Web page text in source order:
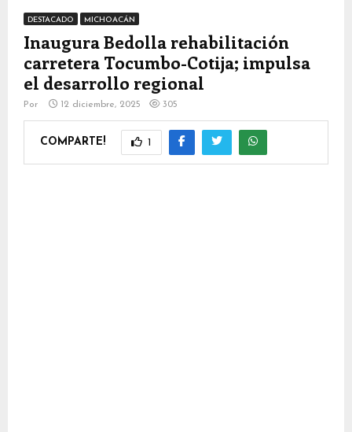
DESTACADO MICHOACÁN
Inaugura Bedolla rehabilitación
carretera Tocumbo-Cotija; impulsa
el desarrollo regional
Por 12 diciembre, 2025 305
COMPARTE! 1